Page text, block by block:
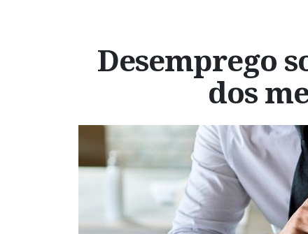
Desemprego
dos